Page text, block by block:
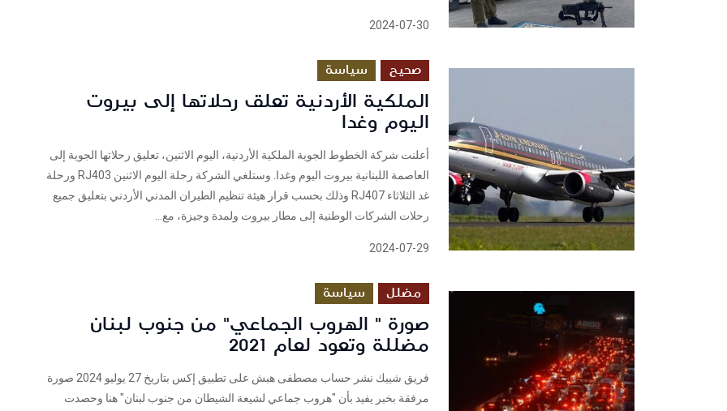
2024-07-30
صحيح سياسة
الملكية الأردنية تعلق رحلاتها إلى بيروت
اليوم وغدا
أعلنت شركة الخطوط الجوية الملكية الأردنية، اليوم الاثنين، تعليق رحلاتها الجوية إلى
العاصمة اللبنانية بيروت اليوم وغدا. وستلغي الشركة رحلة اليوم الاثنين RJ403 ورحلة
غد الثلاثاء RJ407 وذلك بحسب قرار هيئة تنظيم الطيران المدني الأردني بتعليق جميع
رحلات الشركات الوطنية إلى مطار بيروت ولمدة وجيزة، مع...
2024-07-29
مضلل سياسة
صورة " الهروب الجماعي" من جنوب لبنان
مضللة وتعود لعام 2021
فريق شييك نشر حساب مصطفى هبش على تطبيق إكس بتاريخ 27 يوليو 2024 صورة
مرفقة بخبر يفيد بأن "هروب جماعي لشيعة الشيطان من جنوب لبنان" هنا وحصدت